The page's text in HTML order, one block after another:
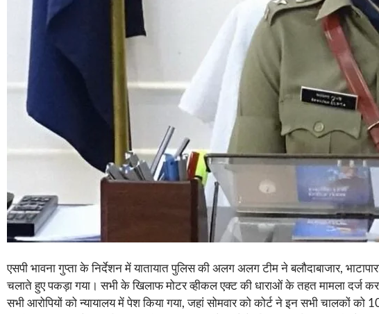
एसपी भावना गुप्ता के निर्देशन में यातायात पुलिस की अलग अलग टीम ने बलौदाबाजार,
चलाते हुए पकड़ा गया। सभी के खिलाफ मोटर व्हीकल एक्ट की धाराओं के तहत मामला दर्ज
सभी आरोपियों को न्यायालय में पेश किया गया, जहां सोमवार को कोर्ट ने इन सभी चालकों